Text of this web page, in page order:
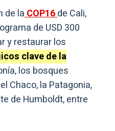
de laCOP16de Cali,
de USD 300
y restaurar los
clave de la
los bosques
Chaco, la Patagonia,
de Humboldt, entre